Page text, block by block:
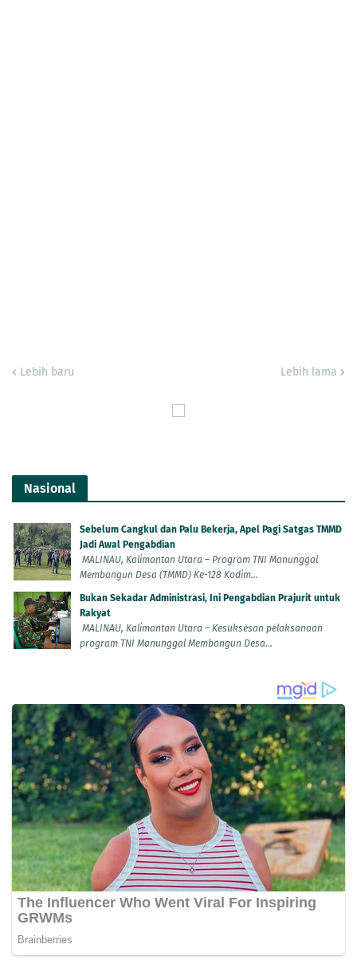
Lebih baru Lebih lama
Nasional
Sebelum Cangkul dan Palu Bekerja, Apel Pagi Satgas TMMD
Jadi Awal Pengabdian
MALINAU, Kalimantan Utara – Program TNI Manunggal
Membangun Desa (TMMD) Ke-128 Kodim...
Bukan Sekadar Administrasi, Ini Pengabdian Prajurit untuk
Rakyat
MALINAU, Kalimantan Utara – Kesuksesan pelaksanaan
program TNI Manunggal Membangun Desa...